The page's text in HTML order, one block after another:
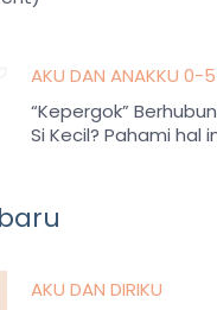
AKU DAN ANAKKU 0-
“Kepergok”
Si Kecil? Pahami hal
AKU DAN DIRIKU